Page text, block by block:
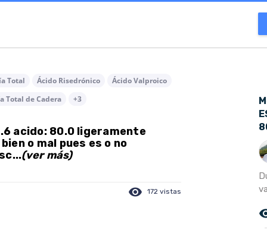
Total Ácido Risedrónico
Ácido Valproico
Total de Cadera
+3
acido: 80.0 ligeramente
o mal pues es o no
(ver más)
visibility 172 vistas